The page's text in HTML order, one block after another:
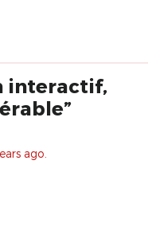
interactif,
ago.